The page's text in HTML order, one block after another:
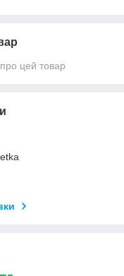
цей товар